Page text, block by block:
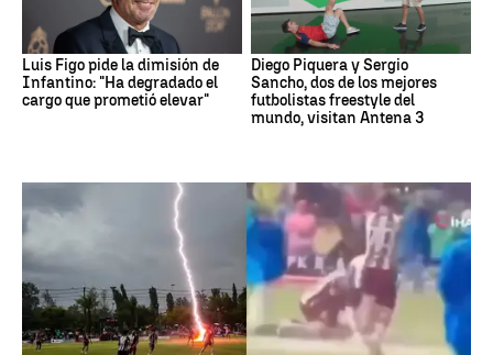
Luis Figo pide la dimisión de
Infantino: "Ha degradado el
cargo que prometió elevar"
Diego Piquera y Sergio
Sancho, dos de los mejores
futbolistas freestyle del
mundo, visitan Antena 3